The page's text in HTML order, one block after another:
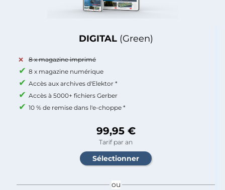
DIGITAL (Green)
8 x magazine imprimé
8 x magazine numérique
Accès aux archives d'Elektor *
Accès à 5000+ fichiers Gerber
10 % de remise dans l'e-choppe *
99,95 €
Tarif par an
ou